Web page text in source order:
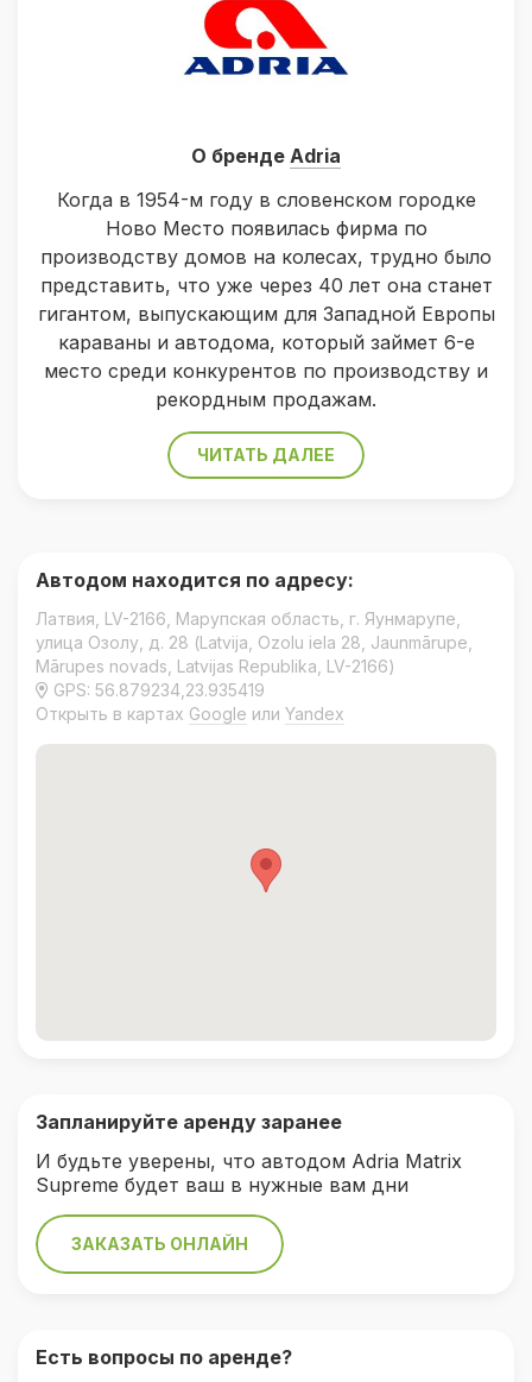
О бренде Adria
Когда в 1954-м году в словенском городке
Ново Место появилась фирма по
производству домов на колесах, трудно было
представить, что уже через 40 лет она станет
гигантом, выпускающим для Западной Европы
караваны и автодома, который займет 6-е
место среди конкурентов по производству и
рекордным продажам.
ЧИТАТЬ ДАЛЕЕ
Автодом находится по адресу:
Латвия, LV-2166, Марупская область, г. Яунмарупе,
улица Озолу, д. 28 (Latvija, Ozolu iela 28, Jaunmārupe,
Mārupes novads, Latvijas Republika, LV-2166)
GPS: 56.879234,23.935419
Открыть в картах Google или Yandex
Запланируйте аренду заранее
И будьте уверены, что автодом Adria Matrix
Supreme будет ваш в нужные вам дни
ЗАКАЗАТЬ ОНЛАЙН
Есть вопросы по аренде?